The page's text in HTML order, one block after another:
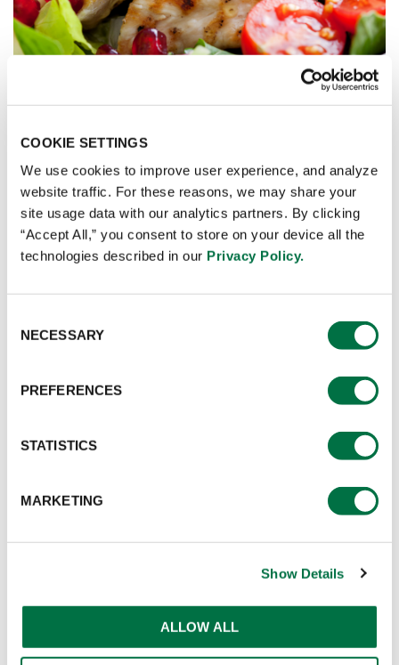
COOKIE SETTINGS
We use cookies to improve user experience, and analyze
website traffic. For these reasons, we may share your
site usage data with our analytics partners. By clicking
“Accept All,” you consent to store on your device all the
technologies described in our Privacy Policy.
Selection
NECESSARY
PREFERENCES
STATISTICS
MARKETING
Show Details
ALLOW ALL
ซุปและสลัด
อาหารจานหลัก